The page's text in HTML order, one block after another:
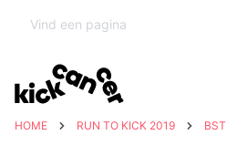
HOME RUN TO KICK 2019 BST